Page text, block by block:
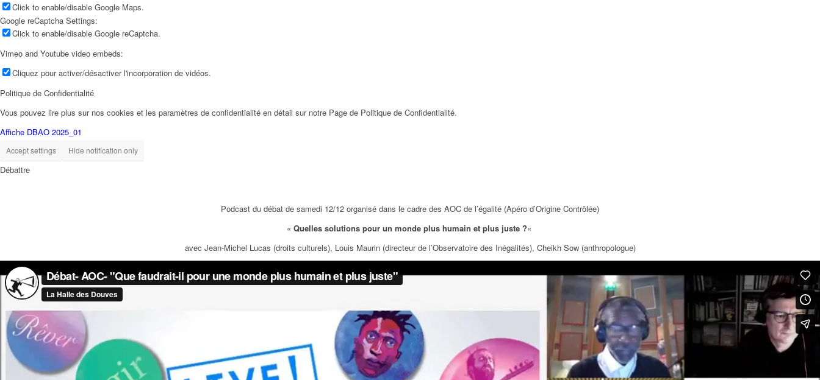
Click to enable/disable Google Maps.
Google reCaptcha Settings:
Click to enable/disable Google reCaptcha.
Vimeo and Youtube video embeds:
Cliquez pour activer/désactiver l'incorporation de vidéos.
Politique de Confidentialité
Vous pouvez lire plus sur nos cookies et les paramètres de confidentialité en détail sur notre Page de Politique de Confidentialité.
Affiche DBAO 2025_01
Accept settings Hide notification only
Débattre
Podcast du débat de samedi 12/12 organisé dans le cadre des AOC de l’égalité (Apéro d’Origine Contrôlée)
« Quelles solutions pour un monde plus humain et plus juste ?«
avec Jean-Michel Lucas (droits culturels), Louis Maurin (directeur de l’Observatoire des Inégalités), Cheikh Sow (anthropologue)